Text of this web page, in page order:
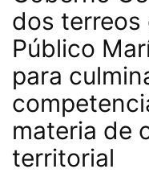
dos terreos
Público
para
materia de
territorial